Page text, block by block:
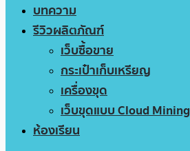
บทความ
รีวิวผลิตภัณฑ์
เว็บซื้อขาย
กระเป๋าเก็บเหรียญ
เครื่องขุด
เว็บขุดแบบ Cloud Mining
ห้องเรียน